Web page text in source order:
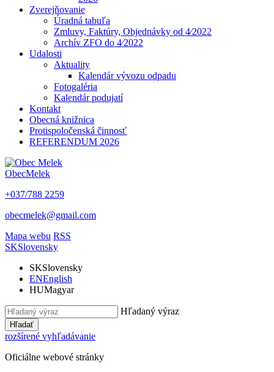
Zverejňovanie
Úradná tabuľa
Zmluvy, Faktúry, Objednávky od 4⁄2022
Archív ZFO do 4⁄2022
Udalosti
Aktuality
Kalendár vývozu odpadu
Fotogaléria
Kalendár podujatí
Kontakt
Obecná knižnica
Protispoločenská činnosť
REFERENDUM 2026
ObecMelek
+037/788 2259
obecmelek@gmail.com
Mapa webu RSS
SKSlovensky
SKSlovensky
ENEnglish
HUMagyar
Hľadaný výraz
Hľadať
rozšírené vyhľadávanie
Oficiálne webové stránky